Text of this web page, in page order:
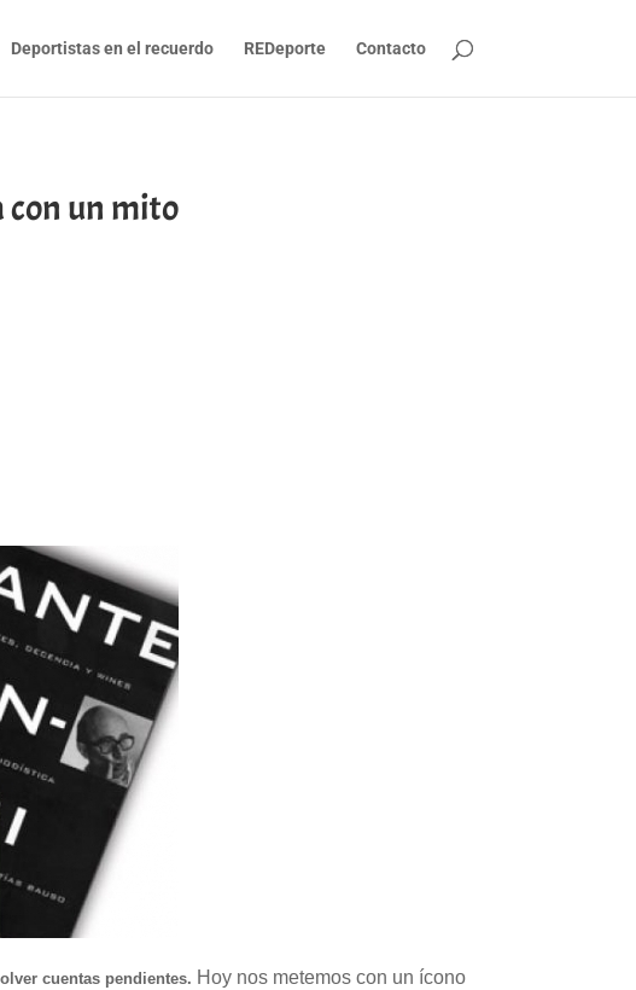
Deportistas en el recuerdo REDeporte Contacto
con un mito
cuentas pendientes. Hoy nos metemos con un ícono